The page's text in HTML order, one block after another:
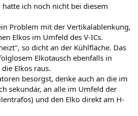
hatte ich noch nicht bei diesem
Problem mit der Vertikalablenkung,
Elkos im Umfeld des V-ICs.
so dicht an der Kühlfläche. Das
Elkotausch ebenfalls in
Elkos raus.
besorgst, denke auch an die im
sekundär, an alle im Umfeld der
und den Elko direkt am H-